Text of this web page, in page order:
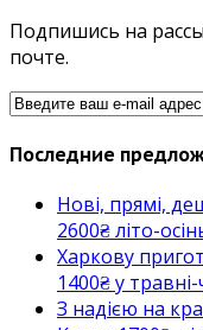
Подпишись на
почте.
Последние
Нові, прямі,
2600₴ літо-
Харкову
1400₴ у
З надією на